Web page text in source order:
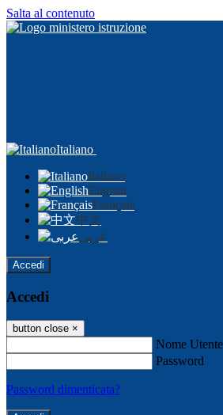
Salta al contenuto
Italiano
Italiano
English
Français
中文
عربى
Accedi
Accedi
button close ×
Nome Utente
Password
Password dimenticata?